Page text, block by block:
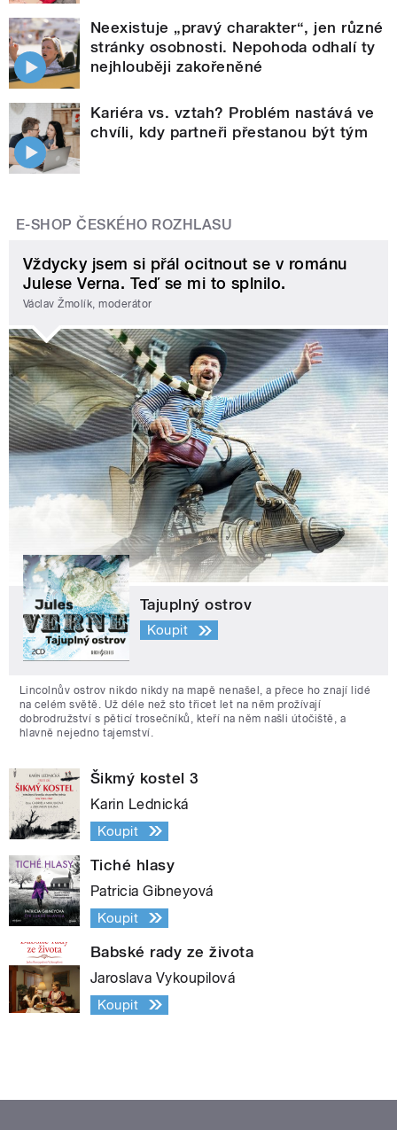
Neexistuje „pravý charakter“, jen různé
stránky osobnosti. Nepohoda odhalí ty
nejhlouběji zakořeněné
Kariéra vs. vztah? Problém nastává ve
chvíli, kdy partneři přestanou být tým
E-SHOP ČESKÉHO ROZHLASU
Vždycky jsem si přál ocitnout se v románu
Julese Verna. Teď se mi to splnilo.
Václav Žmolík, moderátor
Tajuplný ostrov
Koupit
Lincolnův ostrov nikdo nikdy na mapě nenašel, a přece ho znají lidé
na celém světě. Už déle než sto třicet let na něm prožívají
dobrodružství s pěticí trosečníků, kteří na něm našli útočiště, a
hlavně nejedno tajemství.
Šikmý kostel 3
Karin Lednická
Koupit
Tiché hlasy
Patricia Gibneyová
Koupit
Babské rady ze života
Jaroslava Vykoupilová
Koupit